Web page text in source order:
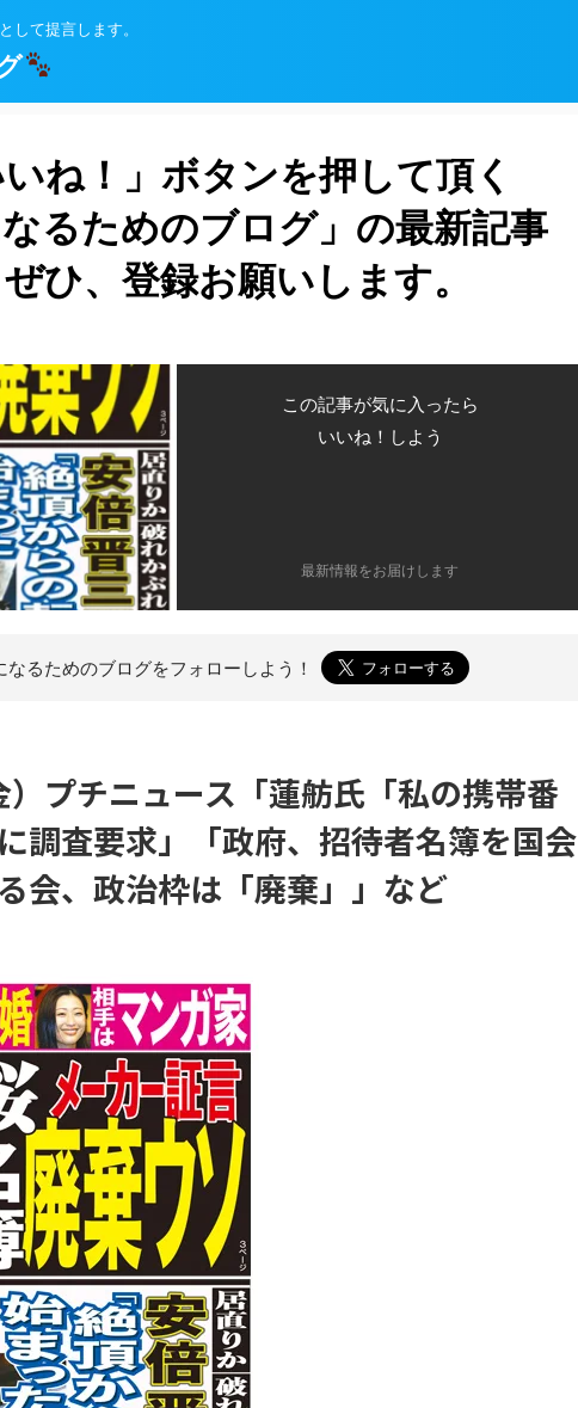
して提言します。
ね！」ボタンを押して頂く
るためのブログ」の最新記事
ひ、登録お願いします。
この記事が気に入ったら
いいね！しよう
最新情報をお届けします
なるためのブログをフォローしよう！
プチニュース「蓮舫氏「私の携帯番
調査要求」「政府、招待者名簿を国会
会、政治枠は「廃棄」」など